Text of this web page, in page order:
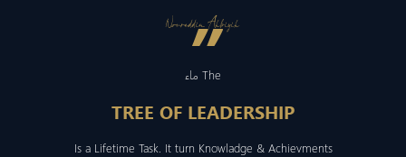
Noureddin Akbiyik
”
ماء The
TREE OF LEADERSHIP
Is a Lifetime Task. It turn Knowladge & Achievments